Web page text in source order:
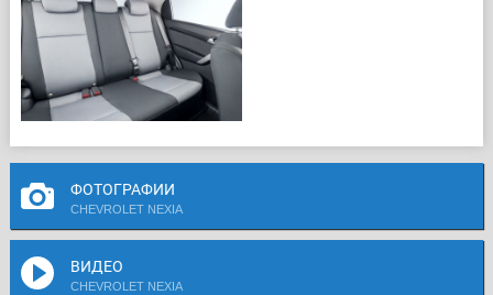
ФОТОГРАФИИ
CHEVROLET NEXIA
ВИДЕО
CHEVROLET NEXIA